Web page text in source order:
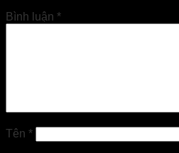
Bình luận *
Tên *